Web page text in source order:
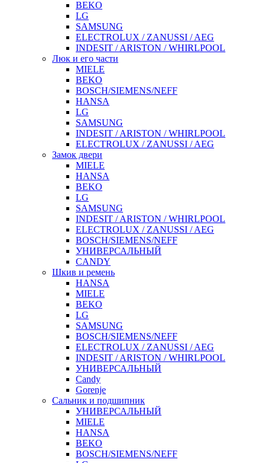
BEKO
LG
SAMSUNG
ELECTROLUX / ZANUSSI / AEG
INDESIT / ARISTON / WHIRLPOOL
Люк и его части
MIELE
BEKO
BOSCH/SIEMENS/NEFF
HANSA
LG
SAMSUNG
INDESIT / ARISTON / WHIRLPOOL
ELECTROLUX / ZANUSSI / AEG
Замок двери
MIELE
HANSA
BEKO
LG
SAMSUNG
INDESIT / ARISTON / WHIRLPOOL
ELECTROLUX / ZANUSSI / AEG
BOSCH/SIEMENS/NEFF
УНИВЕРСАЛЬНЫЙ
CANDY
Шкив и ремень
HANSA
MIELE
BEKO
LG
SAMSUNG
BOSCH/SIEMENS/NEFF
ELECTROLUX / ZANUSSI / AEG
INDESIT / ARISTON / WHIRLPOOL
УНИВЕРСАЛЬНЫЙ
Candy
Gorenje
Сальник и подшипник
УНИВЕРСАЛЬНЫЙ
MIELE
HANSA
BEKO
BOSCH/SIEMENS/NEFF